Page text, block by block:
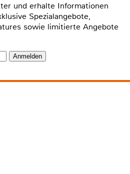
und erhalte Informationen
Spezialangebote,
sowie limitierte Angebote